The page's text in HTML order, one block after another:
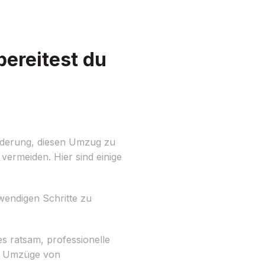
du
diesen Umzug zu
Hier sind einige
Schritte zu
ratsam, professionelle
von